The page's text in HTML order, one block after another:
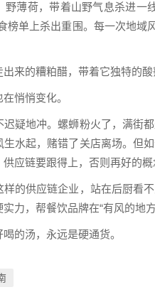
野薄荷，带着山野气息杀进一
榜单上杀出重围。每一次地
来的糟粕醋，带着它独特的酸
悄悄变化。
疑地冲。螺蛳粉火了，满街
水起，赌错了关店离场。但
应链要跟得上，否则再好的概
的供应链企业，站在后厨看
力，帮餐饮品牌在“有风的地
的汤，永远是硬通货。